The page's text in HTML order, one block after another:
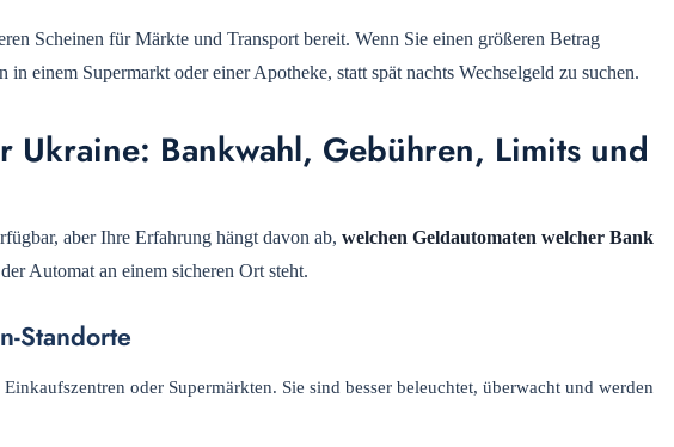
Scheinen für Märkte und Transport bereit. Wenn Sie einen größeren Betrag
einem Supermarkt oder einer Apotheke, statt spät nachts Wechselgeld zu suchen.
Ukraine: Bankwahl, Gebühren, Limits und
aber Ihre Erfahrung hängt davon ab, welchen Geldautomaten welcher Bank
Automat an einem sicheren Ort steht.
Standorte
oder Supermärkten. Sie sind besser beleuchtet, überwacht und werden